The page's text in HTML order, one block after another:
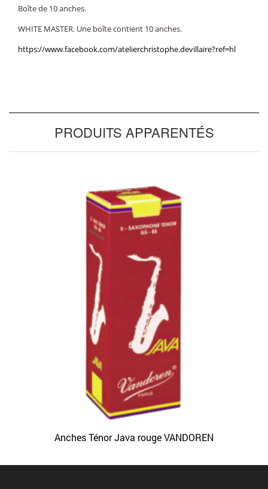
Boîte de 10 anches.
WHITE MASTER. Une boîte contient 10 anches.
https://www.facebook.com/atelierchristophe.devillaire?ref=hl
PRODUITS APPARENTÉS
Anches Ténor Java rouge VANDOREN